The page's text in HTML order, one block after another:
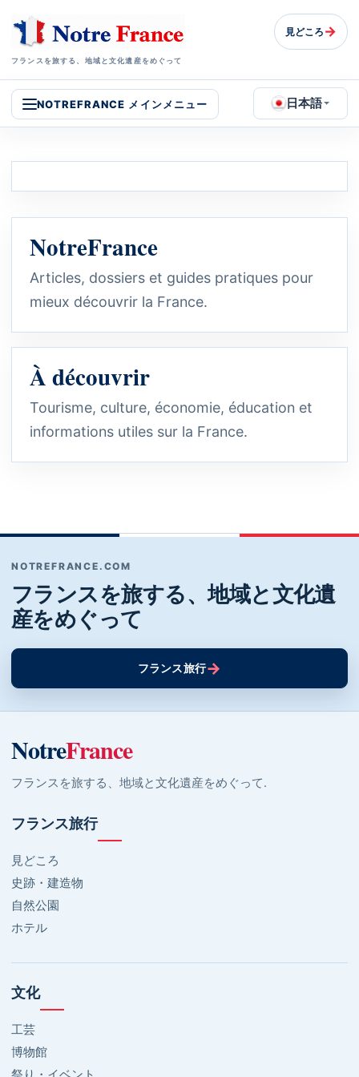
フランスを旅する、地域と文化遺産をめぐって
見どころ →
NOTREFRANCE メインメニュー 日本語
NotreFrance
Articles, dossiers et guides pratiques pour
mieux découvrir la France.
À découvrir
Tourisme, culture, économie, éducation et
informations utiles sur la France.
NOTREFRANCE.COM
フランスを旅する、地域と文化遺
産をめぐって
フランス旅行→
NotreFrance
フランスを旅する、地域と文化遺産をめぐって.
フランス旅行
見どころ
史跡・建造物
自然公園
ホテル
文化
工芸
博物館